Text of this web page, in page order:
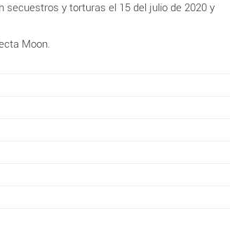
secuestros y torturas el 15 del julio de 2020 y
Moon.